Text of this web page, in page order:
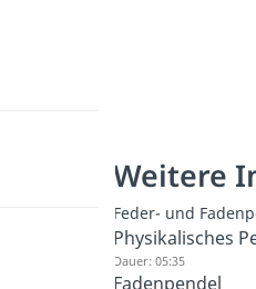
Weitere
Feder- und
Physikalisches
Dauer: 05:35
Fadenpendel